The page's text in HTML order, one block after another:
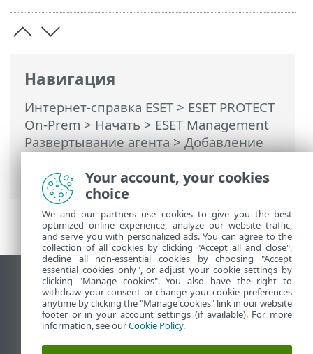
Навигация
Интернет-справка ESET> ESET PROTECT
On-Prem > Начать > ESET Management
Развертывание агента> Добавление
синхронизации Active Directory
Использовать сайт для ПК
End of Life
База знаний ESET
Your account, your cookies
choice
We and our partners use cookies to give you the best
optimized online experience, analyze our website traffic,
and serve you with personalized ads. You can agree to the
collection of all cookies by clicking "Accept all and close",
decline all non-essential cookies by choosing "Accept
essential cookies only", or adjust your cookie settings by
clicking "Manage cookies". You also have the right to
withdraw your consent or change your cookie preferences
anytime by clicking the "Manage cookies" link in our website
footer or in your account settings (if available). For more
information, see ourCookie Policy.